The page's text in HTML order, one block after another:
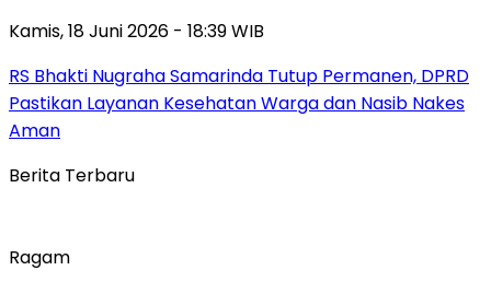
Kamis, 18 Juni 2026 - 18:39 WIB
RS Bhakti Nugraha Samarinda Tutup Permanen, DPRD
Pastikan Layanan Kesehatan Warga dan Nasib Nakes
Aman
Berita Terbaru
Ragam